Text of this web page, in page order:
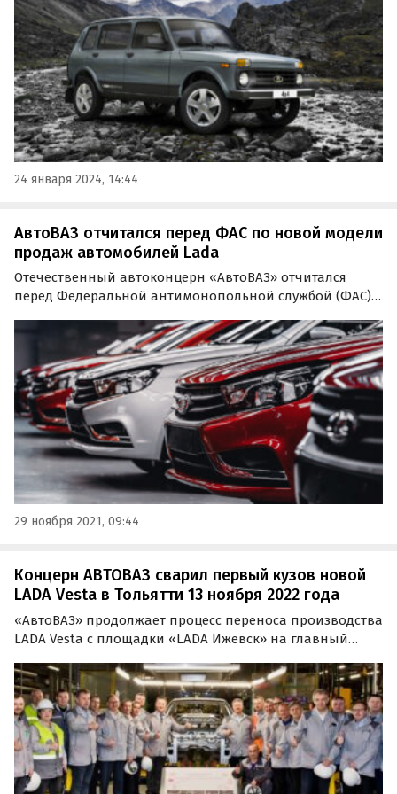
24 января 2024, 14:44
АвтоВАЗ отчитался перед ФАС по новой модели
продаж автомобилей Lada
Отечественный автоконцерн «АвтоВАЗ» отчитался
перед Федеральной антимонопольной службой (ФАС)
с навязанным допоборудованием. Об этом сообщают
«Автоновости дня» со ссылкой на пресс-службу ФАС.
29 ноября 2021, 09:44
Концерн АВТОВАЗ сварил первый кузов новой
LADA Vesta в Тольятти 13 ноября 2022 года
«АвтоВАЗ» продолжает процесс переноса производства
LADA Vesta с площадки «LADA Ижевск» на главный
модели месте были сварены первые три кузова,
сообщает пресс-служба компании.